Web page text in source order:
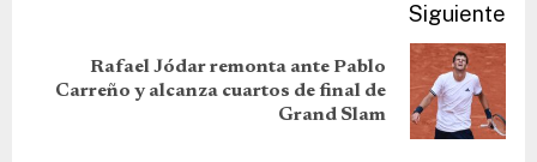
Siguiente
Rafael Jódar remonta ante Pablo
Carreño y alcanza cuartos de final de
Grand Slam